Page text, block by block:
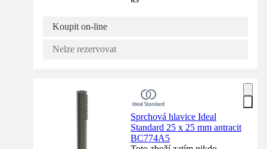
Koupit on-line
Nelze rezervovat
Sprchová hlavice Ideal
Standard 25 x 25 mm antracit
BC774A5